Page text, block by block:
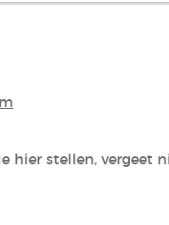
hier stellen,